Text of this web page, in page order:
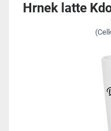
Hrnek latte